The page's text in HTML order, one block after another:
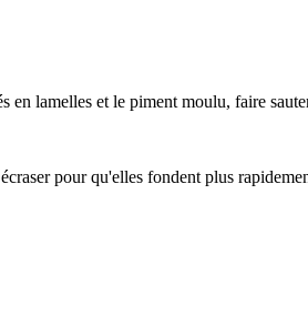
en lamelles et le piment moulu, faire
pour qu'elles fondent plus